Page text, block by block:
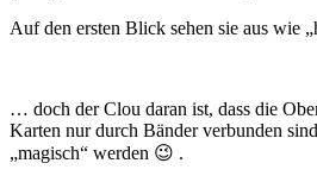
Auf den ersten Blick sehen sie aus wie
… doch der Clou daran ist, dass die
Karten nur durch Bänder verbunden
„magisch“ werden 😉 .